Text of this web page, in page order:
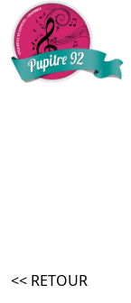
<< RETOUR